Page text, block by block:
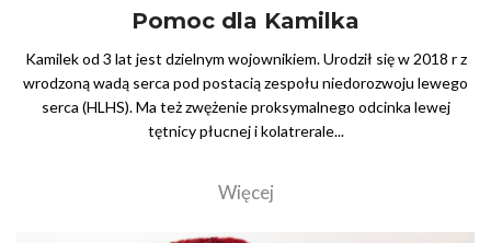
Pomoc dla Kamilka
Kamilek od 3 lat jest dzielnym wojownikiem. Urodził się w 2018 r z
wrodzoną wadą serca pod postacią zespołu niedorozwoju lewego
serca (HLHS). Ma też zwężenie proksymalnego odcinka lewej
tętnicy płucnej i kolatrerale...
Więcej